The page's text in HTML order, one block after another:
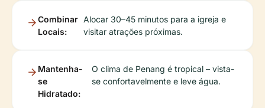
Combinar
Locais:
Alocar 30–45 minutos para a igreja e
visitar atrações próximas.
Mantenha-
se
Hidratado:
O clima de Penang é tropical – vista-
se confortavelmente e leve água.